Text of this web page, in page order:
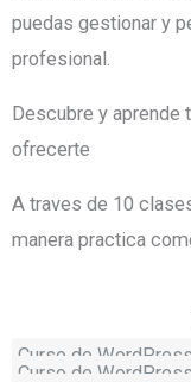
puedas gestionar y
profesional.
Descubre y aprende
ofrecerte
A traves de 10
manera practica
Curso de
Curso de